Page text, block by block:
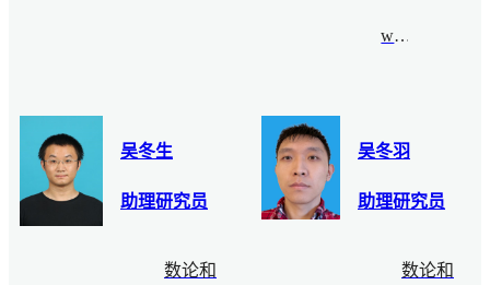
wyl@bimsa.cn
吴冬生
助理研究员
数论和
吴冬羽
助理研究员
数论和